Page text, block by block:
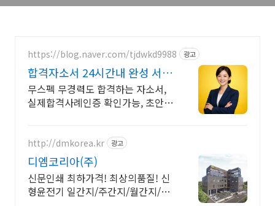
https://blog.naver.com/tjdwkd9988 광고
합격자소서 24시간내 완성 서류
합격의 비밀
무스펙 무경력도 합격하는 자소서,
실제합격사례인증 확인가능, 초안없
http://dmkorea.kr 광고
디엠코리아(주)
신문인쇄 최하가격! 최상의품질! 신
형윤전기 일간지/주간지/월간지/정